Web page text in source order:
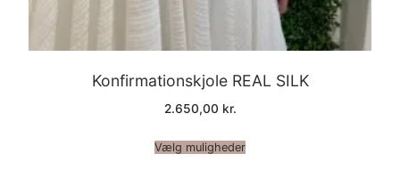
Konfirmationskjole REAL SILK
2.650,00 kr.
Vælg muligheder